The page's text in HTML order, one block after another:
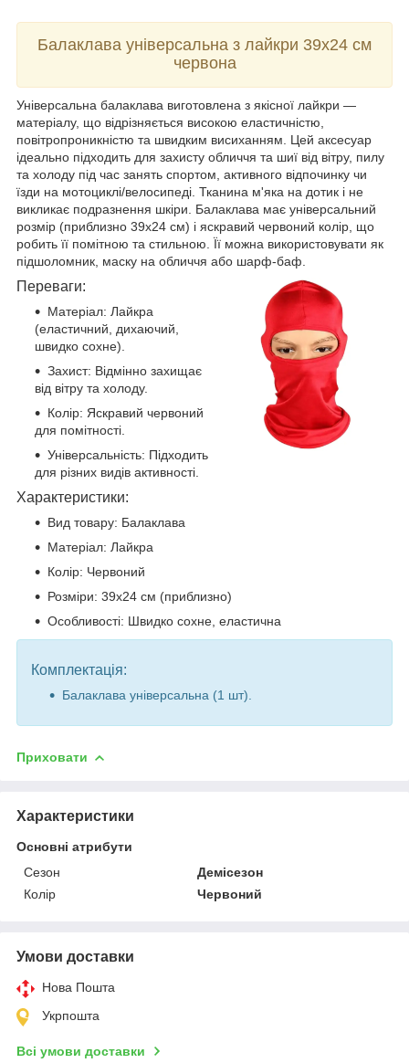
Балаклава універсальна з лайкри 39х24 см
червона
Універсальна балаклава виготовлена з якісної лайкри —
матеріалу, що відрізняється високою еластичністю,
повітропроникністю та швидким висиханням. Цей аксесуар
ідеально підходить для захисту обличчя та шиї від вітру, пилу
та холоду під час занять спортом, активного відпочинку чи
їзди на мотоциклі/велосипеді. Тканина м'яка на дотик і не
викликає подразнення шкіри. Балаклава має універсальний
розмір (приблизно 39х24 см) і яскравий червоний колір, що
робить її помітною та стильною. Її можна використовувати як
підшоломник, маску на обличчя або шарф-баф.
Переваги:
Матеріал: Лайкра
(еластичний, дихаючий,
швидко сохне).
Захист: Відмінно захищає
від вітру та холоду.
Колір: Яскравий червоний
для помітності.
Універсальність: Підходить
для різних видів активності.
Характеристики:
Вид товару: Балаклава
Матеріал: Лайкра
Колір: Червоний
Розміри: 39х24 см (приблизно)
Особливості: Швидко сохне, еластична
Комплектація:
Балаклава універсальна (1 шт).
Приховати
Характеристики
Основні атрибути
Сезон
Демісезон
Колір
Червоний
Умови доставки
Нова Пошта
Укрпошта
Всі умови доставки